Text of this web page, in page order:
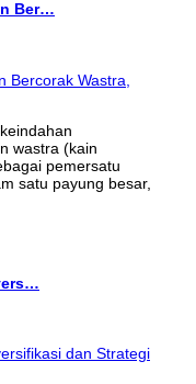
Ber…
wastra (kain
pemersatu
satu payung besar,